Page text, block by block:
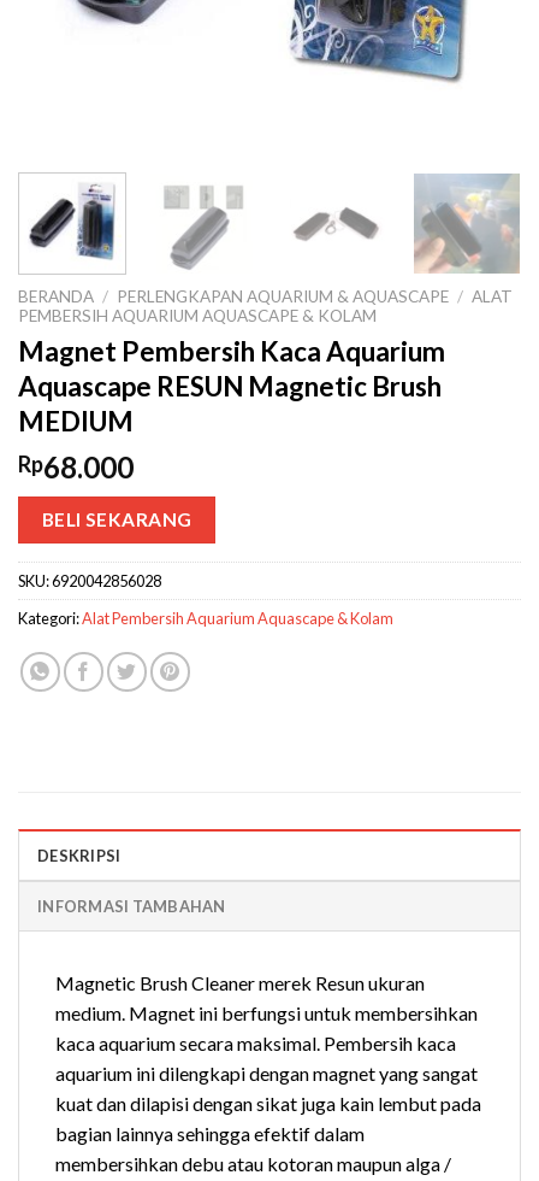
BERANDA / PERLENGKAPAN AQUARIUM & AQUASCAPE / ALAT
PEMBERSIH AQUARIUM AQUASCAPE & KOLAM
Magnet Pembersih Kaca Aquarium
Aquascape RESUN Magnetic Brush
MEDIUM
Rp68.000
BELI SEKARANG
SKU:6920042856028
Kategori:Alat Pembersih Aquarium Aquascape & Kolam
DESKRIPSI
INFORMASI TAMBAHAN
Magnetic Brush Cleaner merek Resun ukuran
medium. Magnet ini berfungsi untuk membersihkan
kaca aquarium secara maksimal. Pembersih kaca
aquarium ini dilengkapi dengan magnet yang sangat
kuat dan dilapisi dengan sikat juga kain lembut pada
bagian lainnya sehingga efektif dalam
membersihkan debu atau kotoran maupun alga /